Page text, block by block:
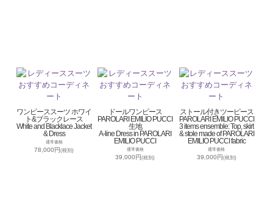
ワンピーススーツ ホワイ
ト&ブラックレース
White and Blacklace Jacket
& Dress
通常価格
78,000円(税別)
ドールワンピース
PAROLARI EMILIO PUCCI
生地
A-line Dress in PAROLARI
EMILIO PUCCI
通常価格
39,000円(税別)
ストール付きツーピース
PAROLARI EMILIO PUCCI
3 items ensemble: Top, skirt
& stole made of PAROLARI
EMILIO PUCCI fabric
通常価格
39,000円 (税別)